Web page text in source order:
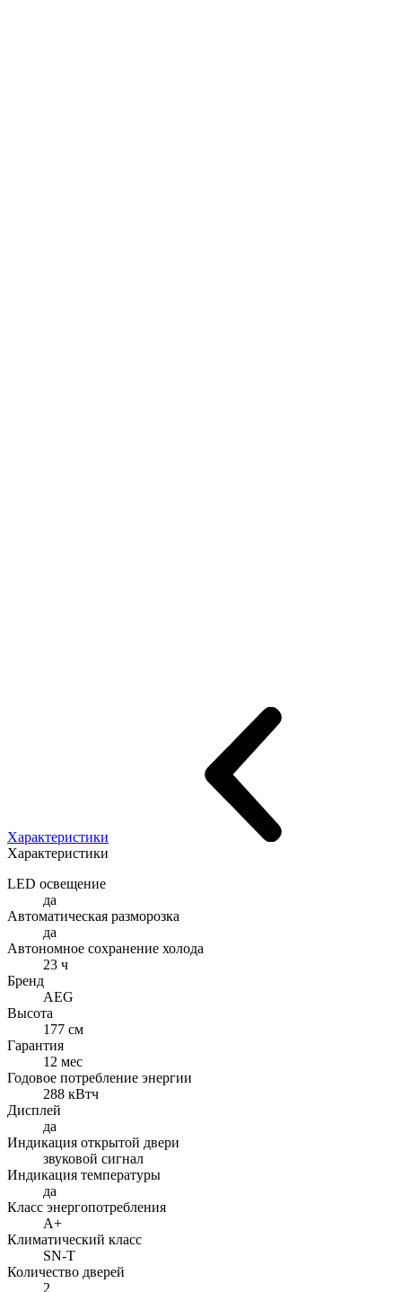
Характеристики
Характеристики
LED освещение
да
Автоматическая разморозка
да
Автономное сохранение холода
23 ч
Бренд
AEG
Высота
177 см
Гарантия
12 мес
Годовое потребление энергии
288 кВтч
Дисплей
да
Индикация открытой двери
звуковой сигнал
Индикация температуры
да
Класс энергопотребления
A+
Климатический класс
SN-T
Количество дверей
2